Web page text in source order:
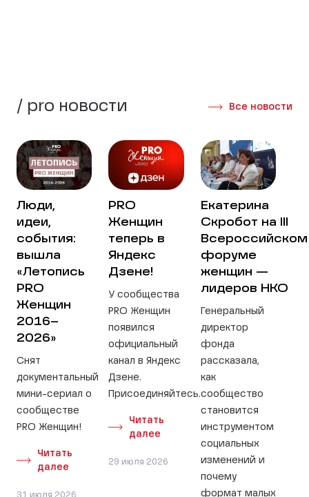
/ pro новости Все новости
Люди,
идеи,
события:
вышла
«Летопись
PRO
Женщин
2016–
2026»
Снят
документальный
мини-сериал о
сообществе
PRO Женщин!
Читать
далее
31 июля 2026
PRO
Женщин
теперь в
Яндекс
Дзене!
У сообщества
PRO Женщин
появился
официальный
канал в Яндекс
Дзене.
Присоединяйтесь.
Читать
далее
29 июля 2026
Екатерина
Скробот на III
Всероссийском
форуме
женщин —
лидеров НКО
Генеральный
директор
фонда
рассказала,
как
сообщество
становится
инструментом
социальных
изменений и
почему
формат малых